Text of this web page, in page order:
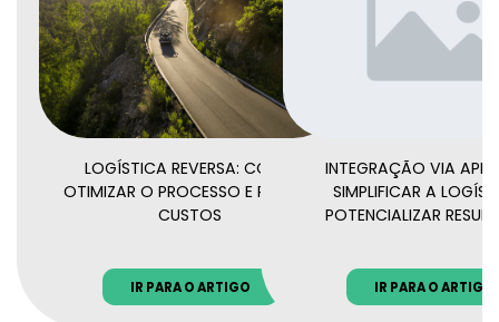
LOGÍSTICA REVERSA: COMO
OTIMIZAR O PROCESSO E REDUZIR
CUSTOS
IR PARA O ARTIGO
INTEGRAÇÃO VIA API:
SIMPLIFICAR A
POTENCIALIZAR
IR PARA O ARTIGO